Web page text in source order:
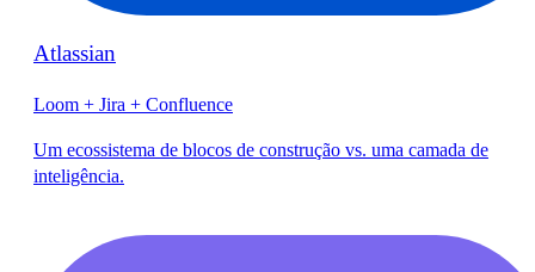
Atlassian
Loom + Jira + Confluence